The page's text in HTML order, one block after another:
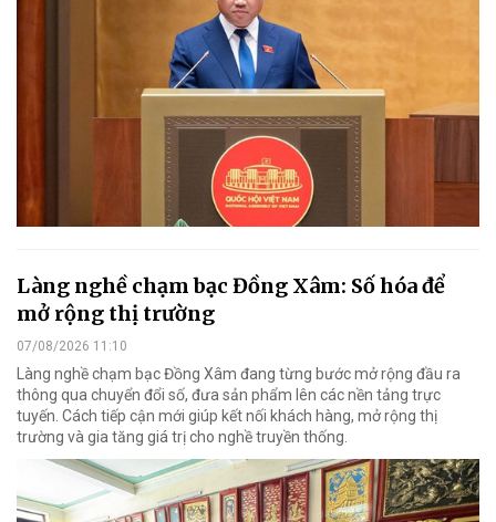
Làng nghề chạm bạc Đồng Xâm: Số hóa để
mở rộng thị trường
07/08/2026 11:10
Làng nghề chạm bạc Đồng Xâm đang từng bước mở rộng đầu ra
thông qua chuyển đổi số, đưa sản phẩm lên các nền tảng trực
tuyến. Cách tiếp cận mới giúp kết nối khách hàng, mở rộng thị
trường và gia tăng giá trị cho nghề truyền thống.